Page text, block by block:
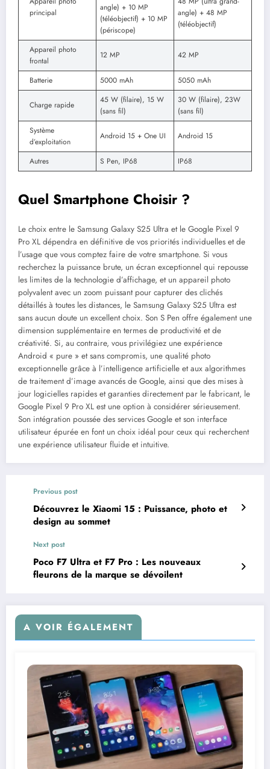
principal
angle) + 10 MP
(téléobjectif) + 10 MP
(périscope)
angle) + 48 MP
(téléobjectif)
Appareil photo
frontal
12 MP 42 MP
Batterie 5000 mAh 5050 mAh
Charge rapide
45 W (filaire), 15 W
(sans fil)
30 W (filaire), 23W
(sans fil)
Système
d’exploitation
Android 15 + One UI Android 15
Autres S Pen, IP68 IP68
Quel Smartphone Choisir ?
Le choix entre le Samsung Galaxy S25 Ultra et le Google Pixel 9
Pro XL dépendra en définitive de vos priorités individuelles et de
l’usage que vous comptez faire de votre smartphone. Si vous
recherchez la puissance brute, un écran exceptionnel qui repousse
les limites de la technologie d’affichage, et un appareil photo
polyvalent avec un zoom puissant pour capturer des clichés
détaillés à toutes les distances, le Samsung Galaxy S25 Ultra est
sans aucun doute un excellent choix. Son S Pen offre également une
dimension supplémentaire en termes de productivité et de
créativité. Si, au contraire, vous privilégiez une expérience
Android « pure » et sans compromis, une qualité photo
exceptionnelle grâce à l’intelligence artificielle et aux algorithmes
de traitement d’image avancés de Google, ainsi que des mises à
jour logicielles rapides et garanties directement par le fabricant, le
Google Pixel 9 Pro XL est une option à considérer sérieusement.
Son intégration poussée des services Google et son interface
utilisateur épurée en font un choix idéal pour ceux qui recherchent
une expérience utilisateur fluide et intuitive.
Previous post
Découvrez le Xiaomi 15 : Puissance, photo et
design au sommet
Next post
Poco F7 Ultra et F7 Pro : Les nouveaux
fleurons de la marque se dévoilent
A VOIR ÉGALEMENT